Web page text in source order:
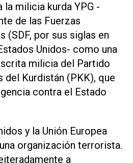
la milicia kurda YPG -
de las Fuerzas
(SDF, por sus siglas en
Unidos- como una
milicia del Partido
del Kurdistán (PKK), que
contra el Estado
y la Unión Europea
organización terrorista.
a